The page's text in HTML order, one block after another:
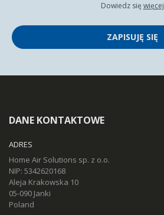
Dowiedz się więcej
ZAPISUJĘ SIĘ
DANE KONTAKTOWE
ADRES
Home Air Solutions sp. z o.o.
NIP: 5342620168
Aleja Krakowska 10
05-090 Janki
Poland